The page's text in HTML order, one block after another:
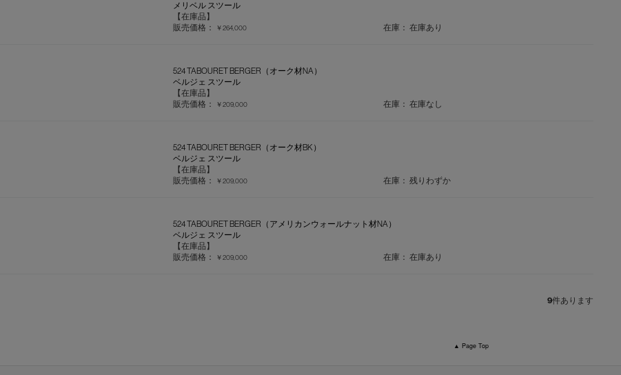
メリベル スツール
【在庫品】
販売価格：
￥264,000 在庫： 在庫あり
524 TABOURET BERGER（オーク材NA）
ベルジェ スツール
【在庫品】
販売価格：
￥209,000 在庫： 在庫なし
524 TABOURET BERGER（オーク材BK）
ベルジェ スツール
【在庫品】
販売価格：
￥209,000 在庫： 残りわずか
524 TABOURET BERGER（アメリカンウォールナット材NA）
ベルジェ スツール
【在庫品】
販売価格：
￥209,000 在庫： 在庫あり
9件あります
▲ Page Top